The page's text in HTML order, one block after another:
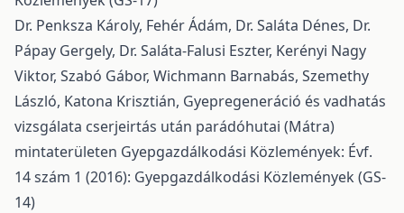
Dr. Penksza Károly, Fehér Ádám, Dr. Saláta Dénes, Dr.
Pápay Gergely, Dr. Saláta-Falusi Eszter, Kerényi Nagy
Viktor, Szabó Gábor, Wichmann Barnabás, Szemethy
László, Katona Krisztián, Gyepregeneráció és vadhatás
vizsgálata cserjeirtás után parádóhutai (Mátra)
mintaterületen Gyepgazdálkodási Közlemények: Évf.
14 szám 1 (2016): Gyepgazdálkodási Közlemények (GS-
14)